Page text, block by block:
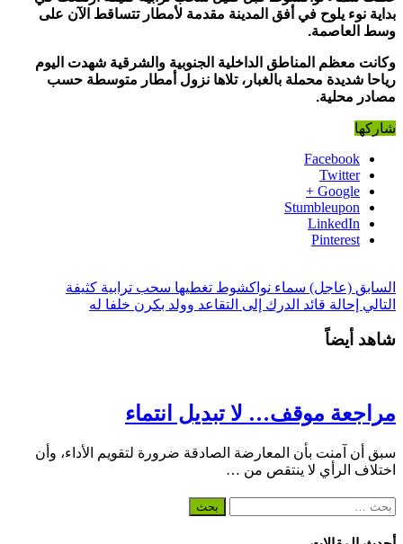
بداية نوء يلوح في أفق المدينة مقدمة لأمطار تتساقط الآن على
وسط العاصمة.
وكانت معظم المناطق الداخلية الجنوبية والشرقية شهدت اليوم
رياحا شديدة محملة بالغبار، تلاها نزول أمطار متوسطة حسب
مصادر محلية.
شاركها
Facebook
Twitter
Google +
Stumbleupon
LinkedIn
Pinterest
السابق (عاجل) سماء نواكشوط تغطيها سحب ترابية كثيفة
التالي إحالة قائد الدرك إلى التقاعد وولد بكرن خلفا له
شاهد أيضاً
مراجعة موقف… لا تبديل انتماء
سبق أن آمنت بأن المعارضة الصادقة ضرورة لتقويم الأداء، وأن
اختلاف الرأي لا ينتقص من …
البحث